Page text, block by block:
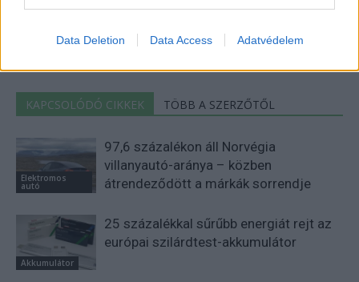
Data Deletion Data Access Adatvédelem
http://e-cars.hu
Szeretem az elektromos autókat és a modern technológiát!
KAPCSOLÓDÓ CIKKEK TÖBB A SZERZŐTŐL
Elektromos
autó
97,6 százalékon áll Norvégia
villanyautó-aránya – közben
átrendeződött a márkák sorrendje
Akkumulátor
25 százalékkal sűrűbb energiát rejt az
európai szilárdtest-akkumulátor